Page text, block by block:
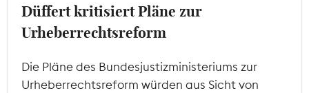
Düffert kritisiert Pläne zur
Urheberrechtsreform
Die Pläne des Bundesjustizministeriums zur
Urheberrechtsreform würden aus Sicht von